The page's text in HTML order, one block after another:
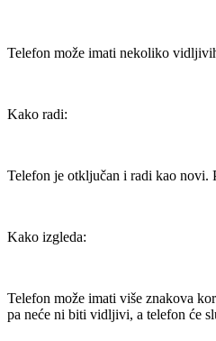
Telefon može imati nekoliko
Kako radi:
Telefon je otključan i radi kao novi.
Kako izgleda:
Telefon može imati više znakova
pa neće ni biti vidljivi, a telefon će